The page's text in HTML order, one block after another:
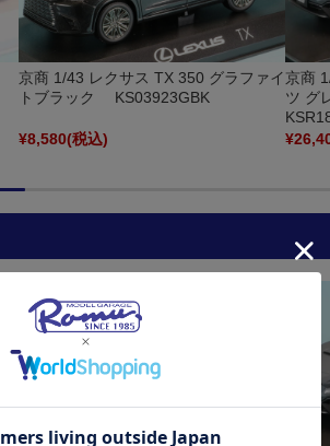
京商 1/43 レクサス TX 350 グラファイ
トブラック KS03923GBK
¥8,580(税込)
京商
ツ グ